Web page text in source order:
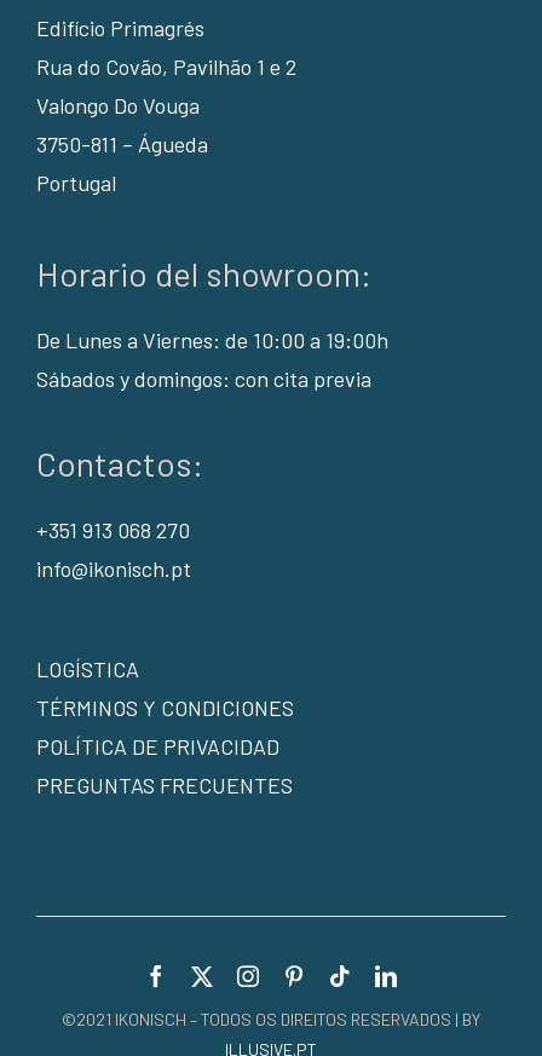
Edifício Primagrés
Rua do Covão, Pavilhão 1 e 2
Valongo Do Vouga
3750-811 – Águeda
Portugal
Horario del showroom:
De Lunes a Viernes: de 10:00 a 19:00h
Sábados y domingos: con cita previa
Contactos:
+351 913 068 270
info@ikonisch.pt
LOGÍSTICA
TÉRMINOS Y CONDICIONES
POLÍTICA DE PRIVACIDAD
PREGUNTAS FRECUENTES
©2021 IKONISCH – TODOS OS DIREITOS RESERVADOS | BY
ILLUSIVE.PT